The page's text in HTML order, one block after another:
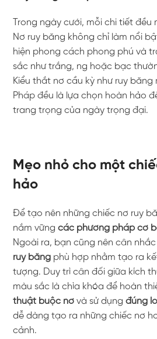
Trong ngày cưới, mỗi chi tiết đều
Nơ ruy băng không chỉ làm nổi
hiện phong cách phong phú và
sắc như trắng, ng hoặc bạc
Kiểu thắt nơ cầu kỳ như ruy băng
Pháp đều là lựa chọn hoàn hảo
trang trọng của ngày trọng đại.
Mẹo nhỏ cho một
hảo
Để tạo nên những chiếc nơ ruy
nắm vữngcác phương pháp cơ
Ngoài ra, bạn cũng nên cân
ruy băng phù hợp nhằm tạo ra
tượng. Duy trì cân đối giữa kích
màu sắc là chìa khóa để hoàn
thuật buộc nơ và sử dụngđúng
dễ dàng tạo ra những chiếc nơ
cảnh.